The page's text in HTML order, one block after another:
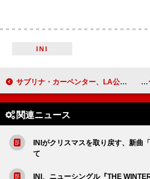
INI
サブリナ・カーペンター、LA公演でダコタ＆エル・ファニング姉妹を美しすぎる罪で“逮捕”
関連ニュース
INIがクリスマスを取り戻す、新曲
て
INI、ニューシングル『THE